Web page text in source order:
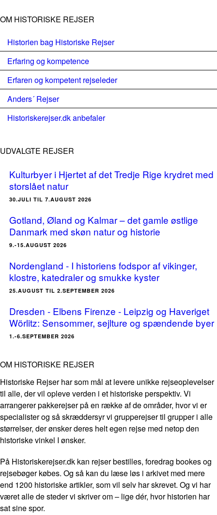
OM HISTORISKE REJSER
Historien bag Historiske Rejser
Erfaring og kompetence
Erfaren og kompetent rejseleder
Anders´ Rejser
Historiskerejser.dk anbefaler
UDVALGTE REJSER
Kulturbyer i Hjertet af det Tredje Rige krydret med
storslået natur
30.JULI TIL 7.AUGUST 2026
Gotland, Øland og Kalmar – det gamle østlige
Danmark med skøn natur og historie
9.-15.AUGUST 2026
Nordengland - I historiens fodspor af vikinger,
klostre, katedraler og smukke kyster
25.AUGUST TIL 2.SEPTEMBER 2026
Dresden - Elbens Firenze - Leipzig og Haveriget
Wörlitz: Sensommer, sejlture og spændende byer
1.-6.SEPTEMBER 2026
OM HISTORISKE REJSER
Historiske Rejser har som mål at levere unikke rejseoplevelser
til alle, der vil opleve verden i et historiske perspektiv. Vi
arrangerer pakkerejser på en række af de områder, hvor vi er
specialister og så skræddersyr vi grupperejser til grupper i alle
størrelser, der ønsker deres helt egen rejse med netop den
historiske vinkel I ønsker.
På Historiskerejser.dk kan rejser bestilles, foredrag bookes og
rejsebøger købes. Og så kan du læse løs i arkivet med mere
end 1200 historiske artikler, som vil selv har skrevet. Og vi har
været alle de steder vi skriver om – lige dér, hvor historien har
sat sine spor.